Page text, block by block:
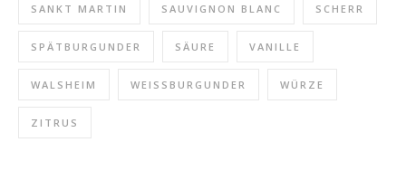
SANKT MARTIN SAUVIGNON BLANC SCHERR
SPÄTBURGUNDER SÄURE VANILLE
WALSHEIM WEISSBURGUNDER WÜRZE
ZITRUS